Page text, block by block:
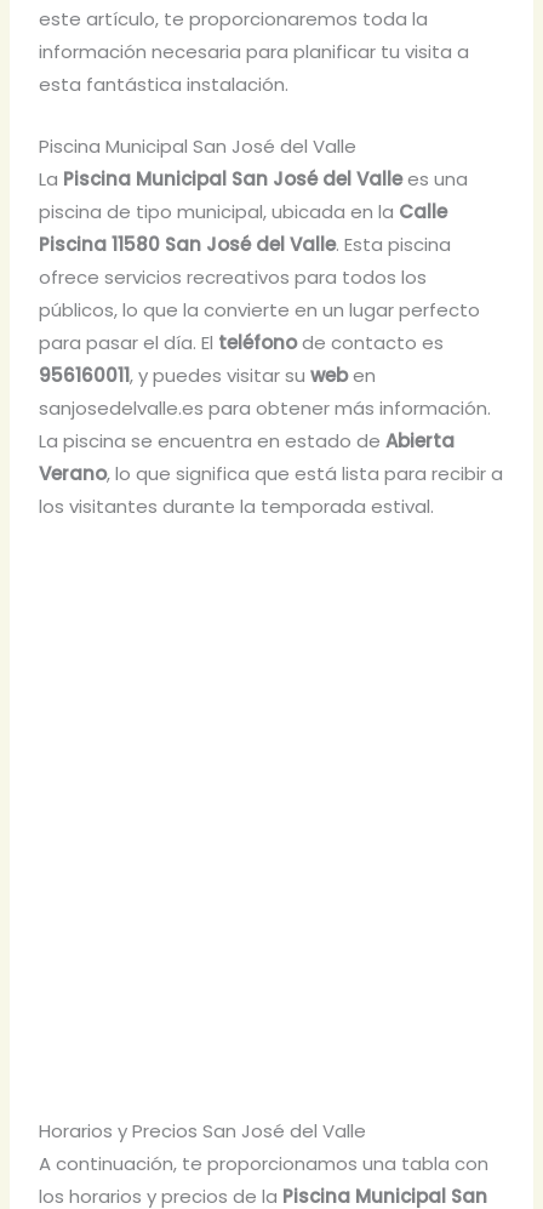
este artículo, te proporcionaremos toda la
información necesaria para planificar tu visita a
esta fantástica instalación.
Piscina Municipal San José del Valle
La Piscina Municipal San José del Vallees una
piscina de tipo municipal, ubicada en la Calle
Piscina 11580 San José del Valle. Esta piscina
ofrece servicios recreativos para todos los
públicos, lo que la convierte en un lugar perfecto
para pasar el día. El teléfonode contacto es
956160011, y puedes visitar suweben
sanjosedelvalle.es para obtener más información.
La piscina se encuentra en estado deAbierta
Verano, lo que significa que está lista para recibir a
los visitantes durante la temporada estival.
Horarios y Precios San José del Valle
A continuación, te proporcionamos una tabla con
los horarios y precios de la Piscina Municipal San